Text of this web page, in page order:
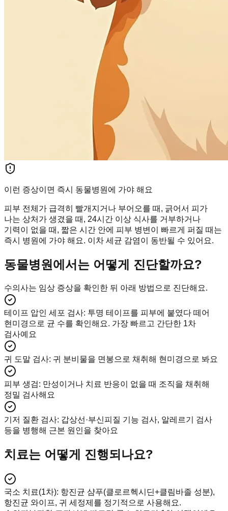
이런 증상이면 즉시 동물병원에 가야 해요
피부 전체가 급격히 빨개지거나 부어오를 때, 긁어서 피가
나는 상처가 생겼을 때, 24시간 이상 식사를 거부하거나
기력이 없을 때, 짧은 시간 안에 피부 병변이 빠르게 퍼질 때는
즉시 병원에 가야 해요. 이차 세균 감염이 동반될 수 있어요.
동물병원에서는 어떻게 진단할까요?
수의사는 임상 증상을 확인한 뒤 아래 방법으로 진단해요.
테이프 압인 세포 검사: 투명 테이프를 피부에 붙였다 떼어
현미경으로 균 수를 확인해요. 가장 빠르고 간단한 1차
검사예요
귀 도말 검사: 귀 분비물을 면봉으로 채취해 현미경으로 봐요
피부 생검: 만성이거나 치료 반응이 없을 때 조직을 채취해
정밀 검사해요
기저 질환 검사: 갑상선·부신피질 기능 검사, 알레르기 검사
등을 병행해 근본 원인을 찾아요
치료는 어떻게 진행되나요?
국소 치료(1차): 항진균 샴푸(클로르헥시딘+클림바졸 성분),
항진균 와이프, 귀 세정제를 정기적으로 사용해요.